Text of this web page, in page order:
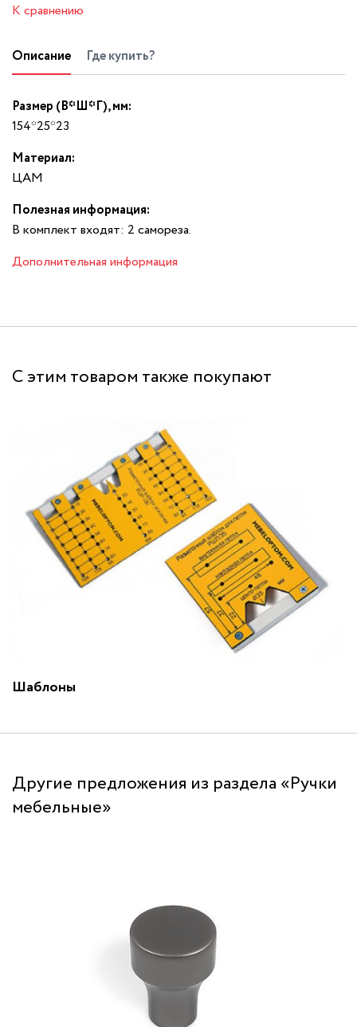
К сравнению
Описание Где купить?
Размер (В*Ш*Г), мм:
154*25*23
Материал:
ЦАМ
Полезная информация:
В комплект входят: 2 самореза.
Дополнительная информация
С этим товаром также покупают
Шаблоны
Другие предложения из раздела «Ручки
мебельные»